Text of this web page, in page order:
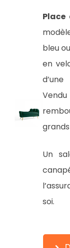
Place
bleu
en
Un
soi.